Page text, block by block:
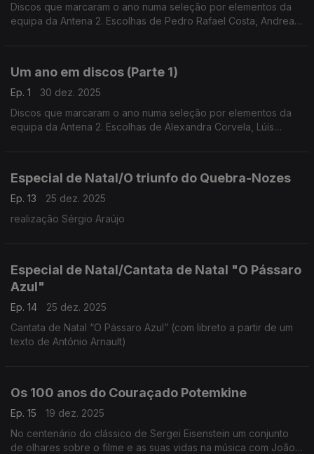
Discos que marcaram o ano numa seleção por elementos da
equipa da Antena 2. Escolhas de Pedro Rafael Costa, Andrea
Um ano em discos (Parte 1)
Ep. 1
30 dez. 2025
Discos que marcaram o ano numa seleção por elementos da
equipa da Antena 2. Escolhas de Alexandra Corvela, Lúís
Especial de Natal/O triunfo do Quebra-Nozes
Ep. 13
25 dez. 2025
realização Sérgio Araújo
Especial de Natal/Cantata de Natal "O Pássaro
Azul"
Ep. 14
25 dez. 2025
Cantata de Natal “O Pássaro Azul” (com libreto a partir de um
texto de António Arnault)
Os 100 anos do Couraçado Potemkine
Ep. 15
19 dez. 2025
No centenário do clássico de Sergei Eisenstein um conjunto
de olhares sobre o filme e as suas vidas na música com João